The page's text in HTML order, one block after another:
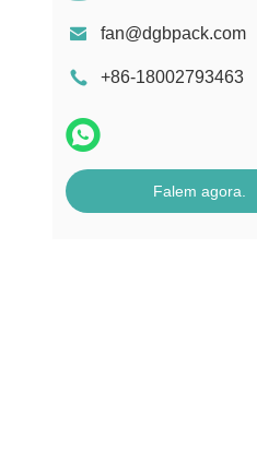
fan@dgbpack.com
+86-18002793463
Falem agora.